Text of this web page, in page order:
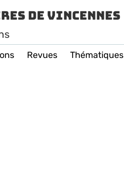
de Vincennes
Revues Thématiques